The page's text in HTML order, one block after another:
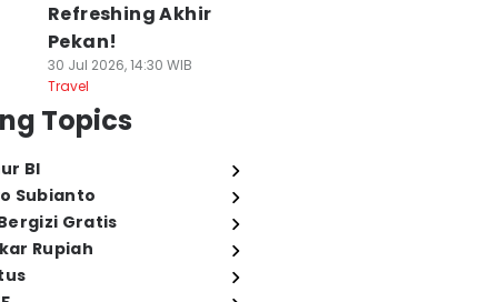
Refreshing Akhir
Pekan!
30 Jul 2026, 14:30 WIB
Travel
Topics
BI
Subianto
Gratis
Rupiah